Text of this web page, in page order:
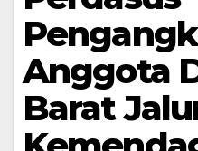
Anggota
Barat